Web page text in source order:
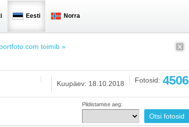
Eesti Norra
toimib »
Fotosid: 4506
Kuupäev: 18.10.2018
Pildistamise aeg: